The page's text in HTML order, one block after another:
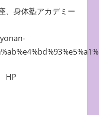
、身体塾アカデミー
HP